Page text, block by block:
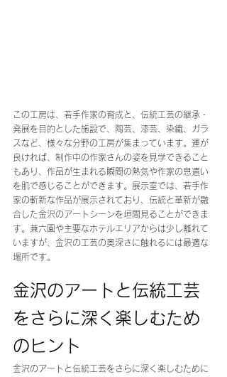
この工房は、若手作家の育成と、伝統工芸の継承・
発展を目的とした施設で、陶芸、漆芸、染織、ガラ
スなど、様々な分野の工房が集まっています。運が
良ければ、制作中の作家さんの姿を見学できること
もあり、作品が生まれる瞬間の熱気や作家の息遣い
を肌で感じることができます。展示室では、若手作
家の斬新な作品が展示されており、伝統と革新が融
合した金沢のアートシーンを垣間見ることができま
す。兼六園や主要なホテルエリアからは少し離れて
いますが、金沢の工芸の奥深さに触れるには最適な
場所です。
金沢のアートと伝統工芸
をさらに深く楽しむため
のヒント
金沢のアートと伝統工芸をさらに深く楽しむために